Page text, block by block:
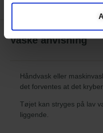
Vaske anvisning
Håndvask eller
det forventes at det kryber
Tøjet kan stryges på lav
liggende.